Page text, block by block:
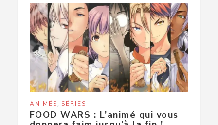
ANIMÉS SÉRIES
FOOD WARS : L’animé qui vous